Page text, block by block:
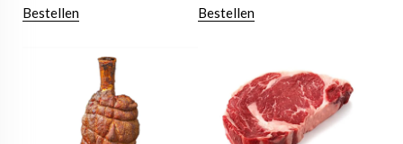
Bestellen Bestellen